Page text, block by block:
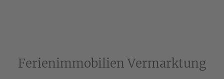
Ferienimmobilien Vermarktung